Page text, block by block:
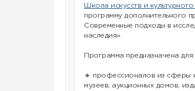
Школа искусств и
программу дополнительного
Современные подходы в
наследия».
Программа предназначена для:
🔸 профессионалов из сферы
музеев, аукционных домов,